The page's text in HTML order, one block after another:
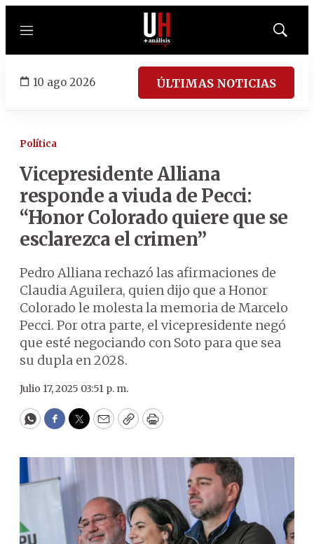
Menú
Mostrar
10 ago 2026 ÚLTIMAS NOTICIAS
Política
Vicepresidente Alliana
responde a viuda de Pecci:
“Honor Colorado quiere que se
esclarezca el crimen”
Pedro Alliana rechazó las afirmaciones de
Claudia Aguilera, quien dijo que a Honor
Colorado le molesta la memoria de Marcelo
Pecci. Por otra parte, el vicepresidente negó
que esté negociando con Soto para que sea
su dupla en 2028.
Julio 17, 2025 03:51 p. m.
WhatsApp
Facebook
Twitter
EmailCopyPrint